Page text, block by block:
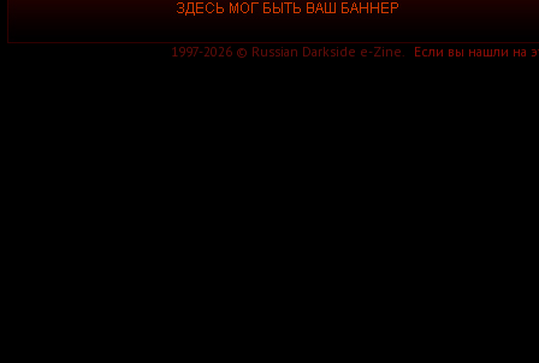
1997-2026 © Russian Darkside e-Zine. Если вы нашли на